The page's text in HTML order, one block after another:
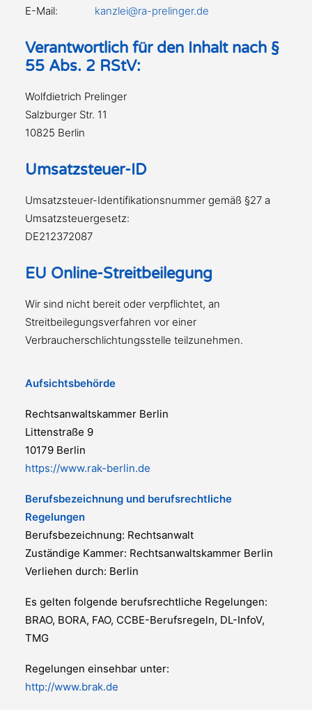
E-Mail:
kanzlei@ra-prelinger.de
Verantwortlich für den Inhalt nach §
55 Abs. 2 RStV:
Wolfdietrich Prelinger
Salzburger Str. 11
10825 Berlin
Umsatzsteuer-ID
Umsatzsteuer-Identifikationsnummer gemäß §27 a
Umsatzsteuergesetz:
DE212372087
EU Online-Streitbeilegung
Wir sind nicht bereit oder verpflichtet, an
Streitbeilegungsverfahren vor einer
Verbraucherschlichtungsstelle teilzunehmen.
Aufsichtsbehörde
Rechtsanwaltskammer Berlin
Littenstraße 9
10179 Berlin
https://www.rak-berlin.de
Berufsbezeichnung und berufsrechtliche
Regelungen
Berufsbezeichnung: Rechtsanwalt
Zuständige Kammer: Rechtsanwaltskammer Berlin
Verliehen durch: Berlin
Es gelten folgende berufsrechtliche Regelungen:
BRAO, BORA, FAO, CCBE-Berufsregeln, DL-InfoV,
TMG
Regelungen einsehbar unter:
http://www.brak.de